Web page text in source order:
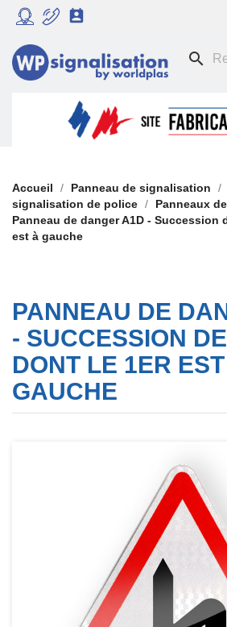

search
RADAR PÉDAGOGIQUE
SIGNALISATION DYNAMIQUE
FEU TRICOLORE COMPORTEMENTAL
PANNEAUX DE SIGNALISATION DE
SIGNALISATION TEMPORAIRE
PANONCEAUX DE SIGNALISATION
Accueil Panneau de signalisation
signalisation de police
Panneaux
Panneau de danger A1D - Succession
est à gauche
PANNEAU DE
- SUCCESSION
DONT LE 1ER
GAUCHE